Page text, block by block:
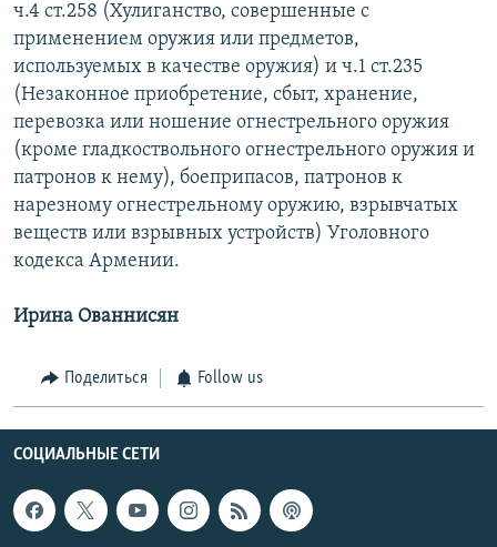
ч.4 ст.258 (Хулиганство, совершенные с
применением оружия или предметов,
используемых в качестве оружия) и ч.1 ст.235
(Незаконное приобретение, сбыт, хранение,
перевозка или ношение огнестрельного оружия
(кроме гладкоствольного огнестрельного оружия и
патронов к нему), боеприпасов, патронов к
нарезному огнестрельному оружию, взрывчатых
веществ или взрывных устройств) Уголовного
кодекса Армении.
Ирина Ованнисян
Поделиться Follow us
СОЦИАЛЬНЫЕ СЕТИ